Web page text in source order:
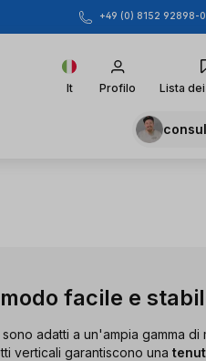
+49 (0) 8152 92898-0
It Profilo Lista
facile e
adatti a un'ampia gamma di
verticali garantiscono una